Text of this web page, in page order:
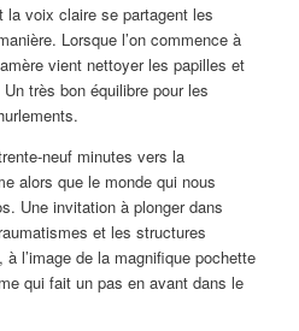
la voix claire se partagent les
Lorsque l’on commence à
vient nettoyer les papilles et
très bon équilibre pour les
neuf minutes vers la
alors que le monde qui nous
Une invitation à plonger dans
et les structures
l’image de la magnifique pochette
qui fait un pas en avant dans le